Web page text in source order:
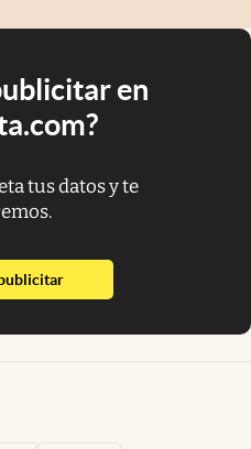
en
tus datos y te
abre en nueva pestaña